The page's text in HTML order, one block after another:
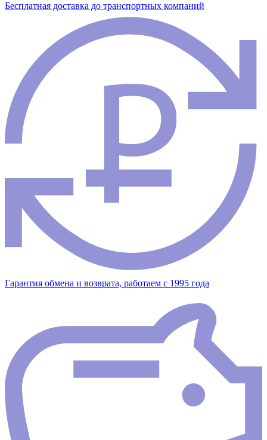
Бесплатная доставка до транспортных компаний
Гарантия обмена и возврата, работаем с 1995 года